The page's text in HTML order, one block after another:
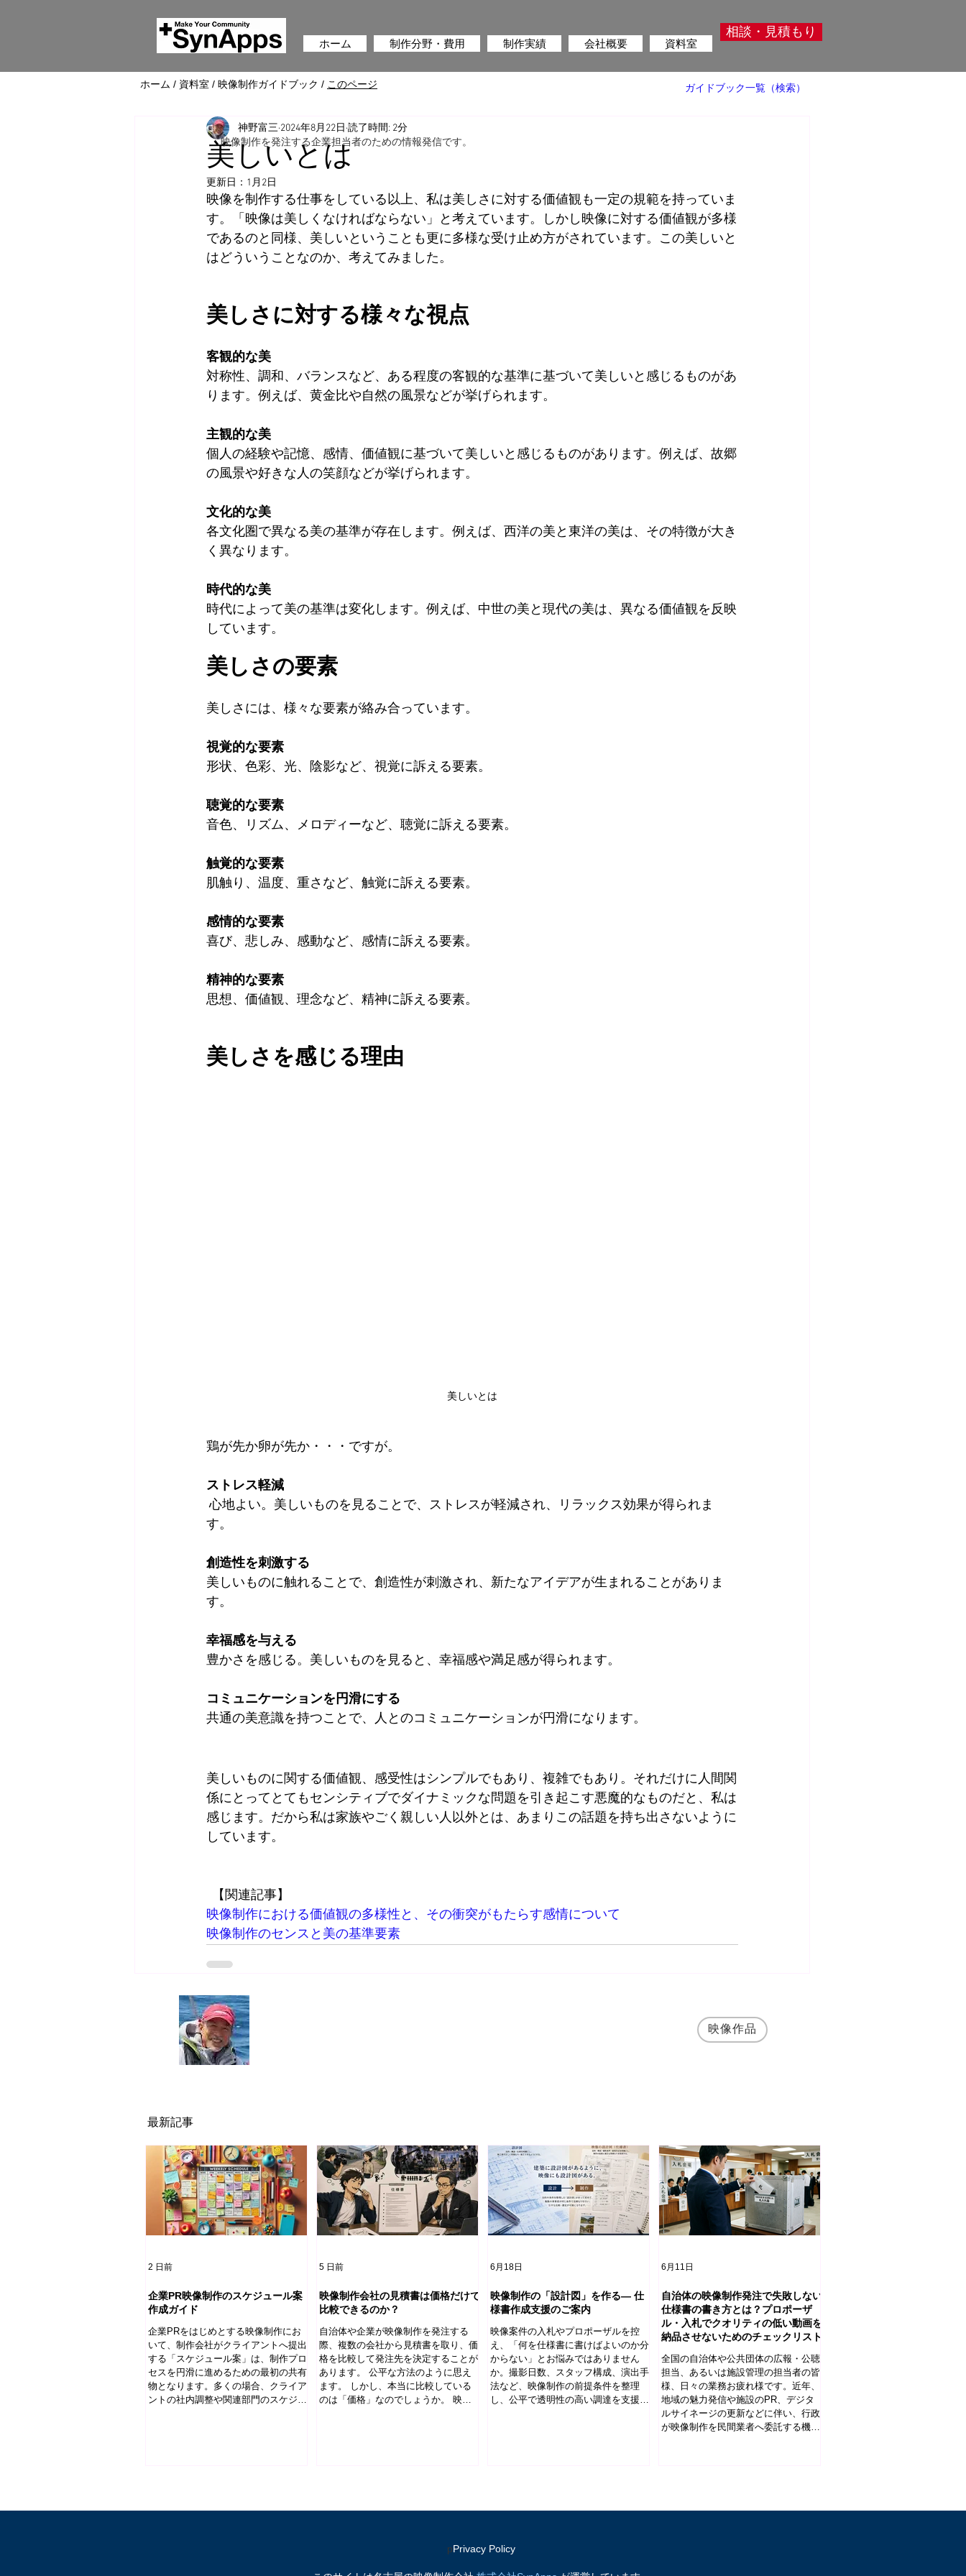
ホーム 制作分野・費用 制作実績 会社概要 資料室
相談・見積もり
ホーム / 資料室 / 映像制作ガイドブック / このページ ガイドブック一覧（検索）
美しいとは
神野富三 2024年8月22日 読了時間: 2分
更新日： 1月2日
映像を制作する仕事をしている以上、私は美しさに対する価値観も一定の規範を持っていま
す。「映像は美しくなければならない」と考えています。しかし映像に対する価値観が多様
であるのと同様、美しいということも更に多様な受け止め方がされています。この美しいと
はどういうことなのか、考えてみました。
美しさに対する様々な視点
客観的な美
対称性、調和、バランスなど、ある程度の客観的な基準に基づいて美しいと感じるものがあ
ります。例えば、黄金比や自然の風景などが挙げられます。
主観的な美
個人の経験や記憶、感情、価値観に基づいて美しいと感じるものがあります。例えば、故郷
の風景や好きな人の笑顔などが挙げられます。
文化的な美
各文化圏で異なる美の基準が存在します。例えば、西洋の美と東洋の美は、その特徴が大き
く異なります。
時代的な美
時代によって美の基準は変化します。例えば、中世の美と現代の美は、異なる価値観を反映
しています。
美しさの要素
美しさには、様々な要素が絡み合っています。
視覚的な要素
形状、色彩、光、陰影など、視覚に訴える要素。
聴覚的な要素
音色、リズム、メロディーなど、聴覚に訴える要素。
触覚的な要素
肌触り、温度、重さなど、触覚に訴える要素。
感情的な要素
喜び、悲しみ、感動など、感情に訴える要素。
精神的な要素
思想、価値観、理念など、精神に訴える要素。
美しさを感じる理由
美しいとは
鶏が先か卵が先か・・・ですが。
ストレス軽減
心地よい。美しいものを見ることで、ストレスが軽減され、リラックス効果が得られま
す。
創造性を刺激する
美しいものに触れることで、創造性が刺激され、新たなアイデアが生まれることがありま
す。
幸福感を与える
豊かさを感じる。美しいものを見ると、幸福感や満足感が得られます。
コミュニケーションを円滑にする
共通の美意識を持つことで、人とのコミュニケーションが円滑になります。
美しいものに関する価値観、感受性はシンプルでもあり、複雑でもあり。それだけに人間関
係にとってとてもセンシティブでダイナミックな問題を引き起こす悪魔的なものだと、私は
感じます。だから私は家族やごく親しい人以外とは、あまりこの話題を持ち出さないように
しています。
【関連記事】
映像制作における価値観の多様性と、その衝突がもたらす感情について
映像制作のセンスと美の基準要素
映像制作を発注する企業担当者のための情報発信です。
映像作品
最新記事
企業PR映像制作のスケジュール案
作成ガイド
企業PRをはじめとする映像制作にお
いて、制作会社がクライアントへ提出
する「スケジュール案」は、制作プロ
セスを円滑に進めるための最初の共有
物となります。多くの場合、クライア
ントの社内調整や関連部門のスケジュ
形」としてのスケジュール案を提示す
2 日前
映像制作会社の見積書は価格だけで
比較できるのか？
自治体や企業が映像制作を発注する
際、複数の会社から見積書を取り、価
格を比較して発注先を決定することが
あります。 公平な方法のように思え
ます。 しかし、本当に比較している
のは「価格」なのでしょうか。 映像
べるでしょうか。 あるプロデューサ
えるかもしれません。 一方、別のプ
5 日前
映像制作の「設計図」を作る― 仕
様書作成支援のご案内
映像案件の入札やプロポーザルを控
え、「何を仕様書に書けばよいのか分
からない」とお悩みではありません
か。撮影日数、スタッフ構成、演出手
法など、映像制作の前提条件を整理
し、公平で透明性の高い調達を支援し
6月18日
自治体の映像制作発注で失敗しない
仕様書の書き方とは？プロポーザ
ル・入札でクオリティの低い動画を
納品させないためのチェックリスト
全国の自治体や公共団体の広報・公聴
担当、あるいは施設管理の担当者の皆
様、日々の業務お疲れ様です。近年、
地域の魅力発信や施設のPR、デジタ
ルサイネージの更新などに伴い、行政
が映像制作を民間業者へ委託する機会
側との間で追加費用や修正回数をめぐ
6月11日
p​Privacy Policy